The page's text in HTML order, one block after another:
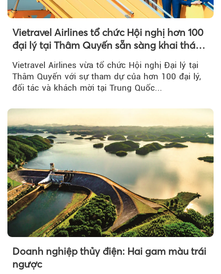
Vietravel Airlines tổ chức Hội nghị hơn 100
đại lý tại Thâm Quyến sẵn sàng khai thác
đường bay thẳng TP.HCM - Thâm Quyến
Vietravel Airlines vừa tổ chức Hội nghị Đại lý tại
Thâm Quyến với sự tham dự của hơn 100 đại lý,
đối tác và khách mời tại Trung Quốc...
Doanh nghiệp thủy điện: Hai gam màu trái
ngược